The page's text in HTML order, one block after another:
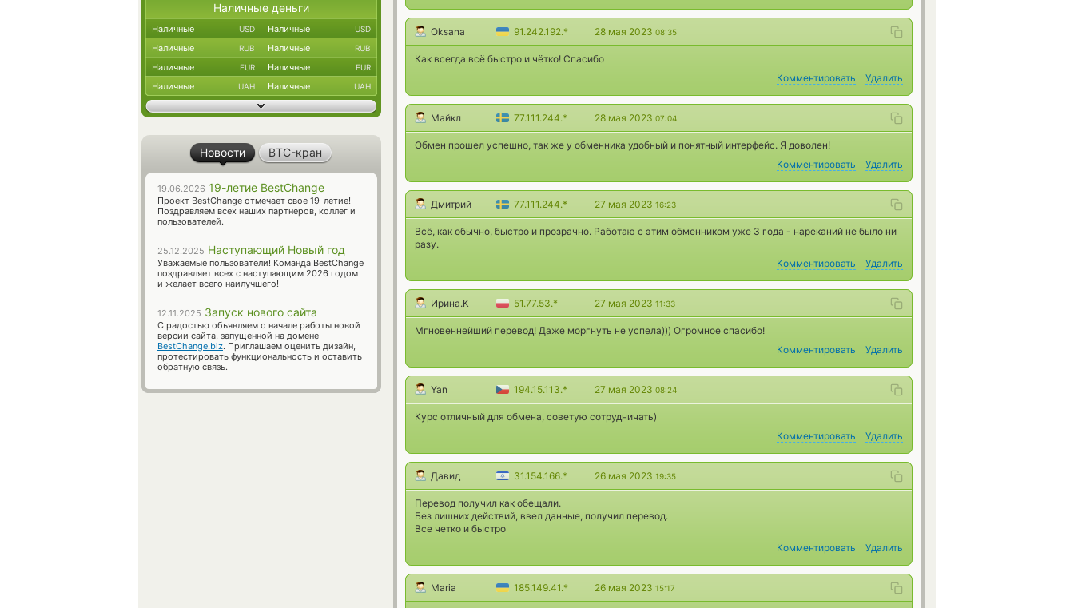
Oksana 91.242.192.* 28 мая 2023 08:35
Как всегда всё быстро и чётко! Спасибо
Комментировать
Удалить
Майкл 77.111.244.* 28 мая 2023 07:04
Обмен прошел успешно, так же у обменника удобный и понятный интерфейс. Я доволен!
Комментировать
Удалить
Дмитрий 77.111.244.* 27 мая 2023 16:23
Всё, как обычно, быстро и прозрачно. Работаю с этим обменником уже 3 года - нареканий не было ни
разу.
Комментировать
Удалить
Ирина.К 51.77.53.* 27 мая 2023 11:33
Мгновеннейший перевод! Даже моргнуть не успела))) Огромное спасибо!
Комментировать
Удалить
Yan 194.15.113.* 27 мая 2023 08:24
Курс отличный для обмена, советую сотрудничать)
Комментировать
Удалить
Давид 31.154.166.* 26 мая 2023 19:35
Перевод получил как обещали.
Без лишних действий, ввел данные, получил перевод.
Все четко и быстро
Комментировать
Удалить
Maria 185.149.41.* 26 мая 2023 15:17
Наличные деньги
Наличные USD Наличные USD
Наличные RUB Наличные RUB
Наличные EUR Наличные EUR
Наличные UAH Наличные UAH
Новости BTC-кран
19.06.2026 19-летие BestChange
Проект BestChange отмечает свое 19-летие!
Поздравляем всех наших партнеров, коллег и
пользователей.
25.12.2025 Наступающий Новый год
Уважаемые пользователи! Команда BestChange
поздравляет всех с наступающим 2026 годом
и желает всего наилучшего!
12.11.2025 Запуск нового сайта
С радостью объявляем о начале работы новой
версии сайта, запущенной на домене
BestChange.biz. Приглашаем оценить дизайн,
протестировать функциональность и оставить
обратную связь.